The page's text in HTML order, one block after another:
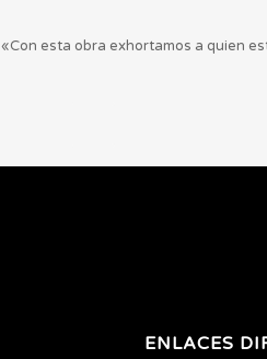
«Con esta obra exhortamos a quien
ENLACES